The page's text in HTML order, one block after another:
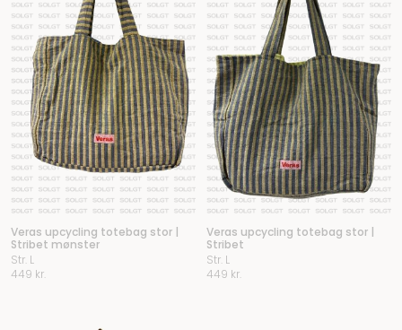
Veras upcycling totebag stor |
Stribet mønster
Str. L
449 kr.
Veras upcycling totebag stor |
Stribet
Str. L
449 kr.